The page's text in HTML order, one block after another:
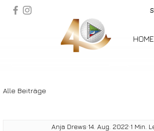
HOME
Alle Beiträge
Anja Drews 14. Aug. 2022 1 Min.